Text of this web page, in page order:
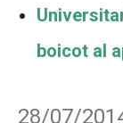
boicot al
28/07/